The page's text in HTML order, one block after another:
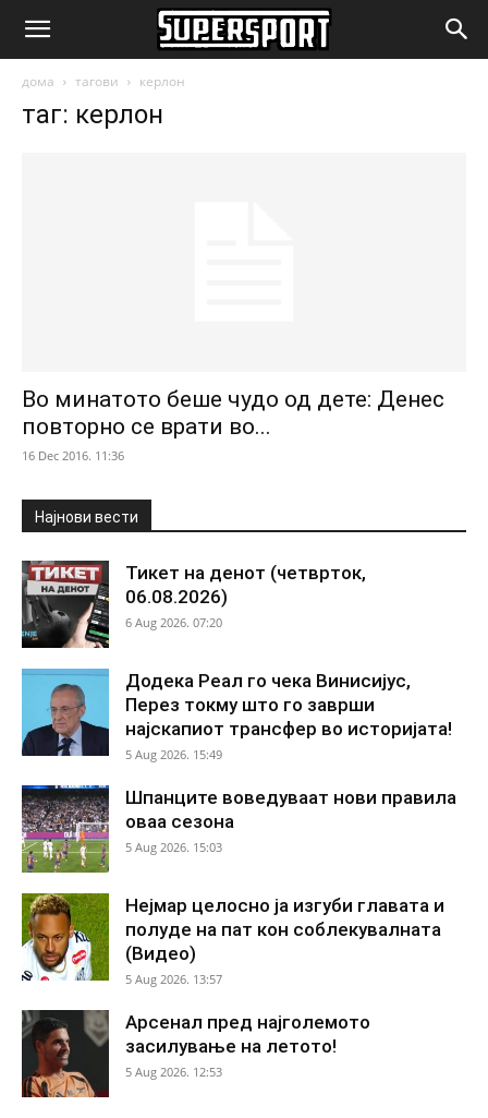
SuperSport.mk
дома тагови керлон
таг: керлон
Во минатото беше чудо од дете: Денес
повторно се врати во...
16 Dec 2016. 11:36
Најнови вести
Тикет на денот (четврток,
06.08.2026)
6 Aug 2026. 07:20
Додека Реал го чека Винисијус,
Перез токму што го заврши
најскапиот трансфер во историјата!
5 Aug 2026. 15:49
Шпанците воведуваат нови правила
оваа сезона
5 Aug 2026. 15:03
Нејмар целосно ја изгуби главата и
полуде на пат кон соблекувалната
(Видео)
5 Aug 2026. 13:57
Арсенал пред најголемото
засилување на летото!
5 Aug 2026. 12:53